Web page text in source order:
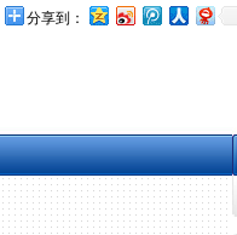
分享到：